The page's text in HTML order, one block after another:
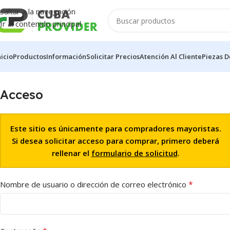
Saltar a la navegación
Ir al contenido principal
ProductosInformaciónSolicitar PreciosAtención Al ClientePiezas
Acceso
Este sitio es únicamente para compradores mayoristas.
Si desea solicitar acceso para comprar, primero deberá
rellenar el formulario de solicitud.
Nombre de usuario o dirección de correo electrónico *